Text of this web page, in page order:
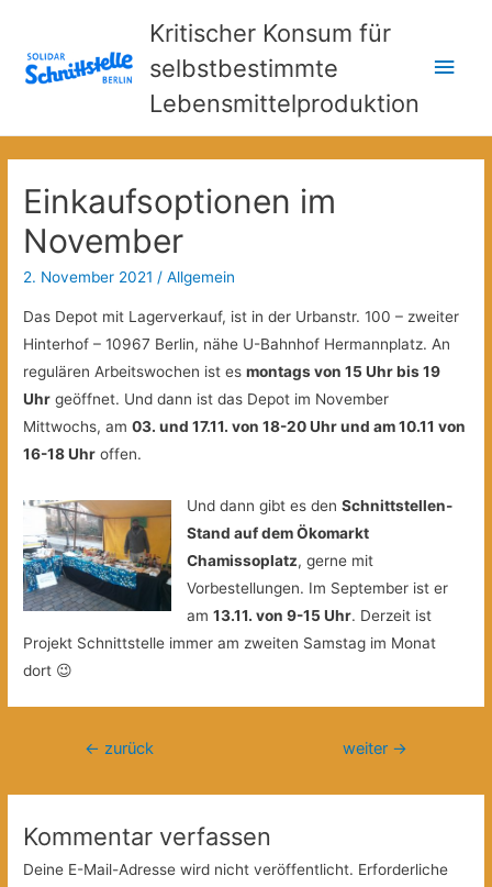
Kritischer Konsum für
selbstbestimmte
Lebensmittelproduktion
Einkaufsoptionen im
November
2. November 2021 /Allgemein
Das Depot mit Lagerverkauf, ist in der Urbanstr. 100 – zweiter
Hinterhof – 10967 Berlin, nähe U-Bahnhof Hermannplatz. An
regulären Arbeitswochen ist esmontags von 15 Uhr bis 19
Uhr geöffnet. Und dann ist das Depot im November
Mittwochs, am03. und 17.11. von 18-20 Uhr und am 10.11 von
16-18 Uhr offen.
Und dann gibt es den Schnittstellen-
Stand auf dem Ökomarkt
Chamissoplatz, gerne mit
Vorbestellungen. Im September ist er
am 13.11. von 9-15 Uhr. Derzeit ist
Projekt Schnittstelle immer am zweiten Samstag im Monat
dort 😉
Beitragsnavigation
← zurück weiter →
Kommentar verfassen
Deine E-Mail-Adresse wird nicht veröffentlicht. Erforderliche